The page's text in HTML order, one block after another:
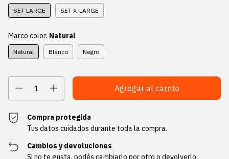
SET LARGE SET X-LARGE
Marco color: Natural
Natural Blanco Negro
Compra protegida
Tus datos cuidados durante toda la compra.
Cambios y devoluciones
Si no te gusta, podés cambiarlo por otro o devolverlo.